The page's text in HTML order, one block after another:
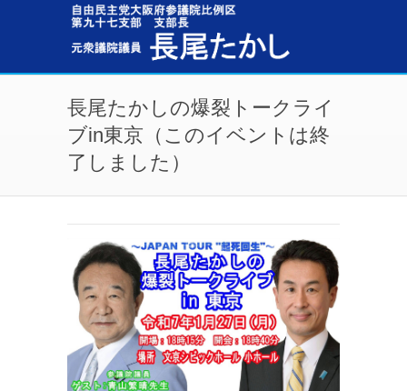
メインコンテンツに移動
長尾たかしの爆裂トークライ
ブin東京（このイベントは終
了しました）